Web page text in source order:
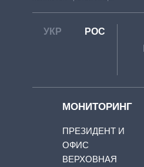
УКР РОС
МОНИТОРИНГ
ПРЕЗИДЕНТ И
ОФИС
ВЕРХОВНАЯ